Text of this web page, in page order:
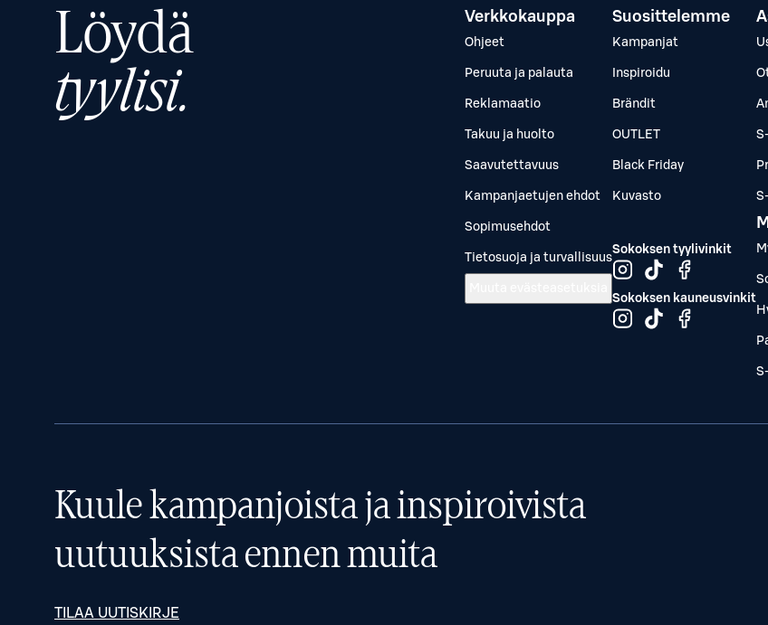
Löydä
tyylisi.
Verkkokauppa
Ohjeet
Peruuta ja palauta
Reklamaatio
Takuu ja huolto
Saavutettavuus
Kampanjaetujen ehdot
Sopimusehdot
Tietosuoja ja turvallisuus
Suosittelemme
Kampanjat
Inspiroidu
Brändit
OUTLET
Black Friday
Kuvasto
Sokoksen tyylivinkit
Sokoksen kauneusvinkit
Kuule kampanjoista ja inspiroivista
uutuuksista ennen muita
TILAA UUTISKIRJE